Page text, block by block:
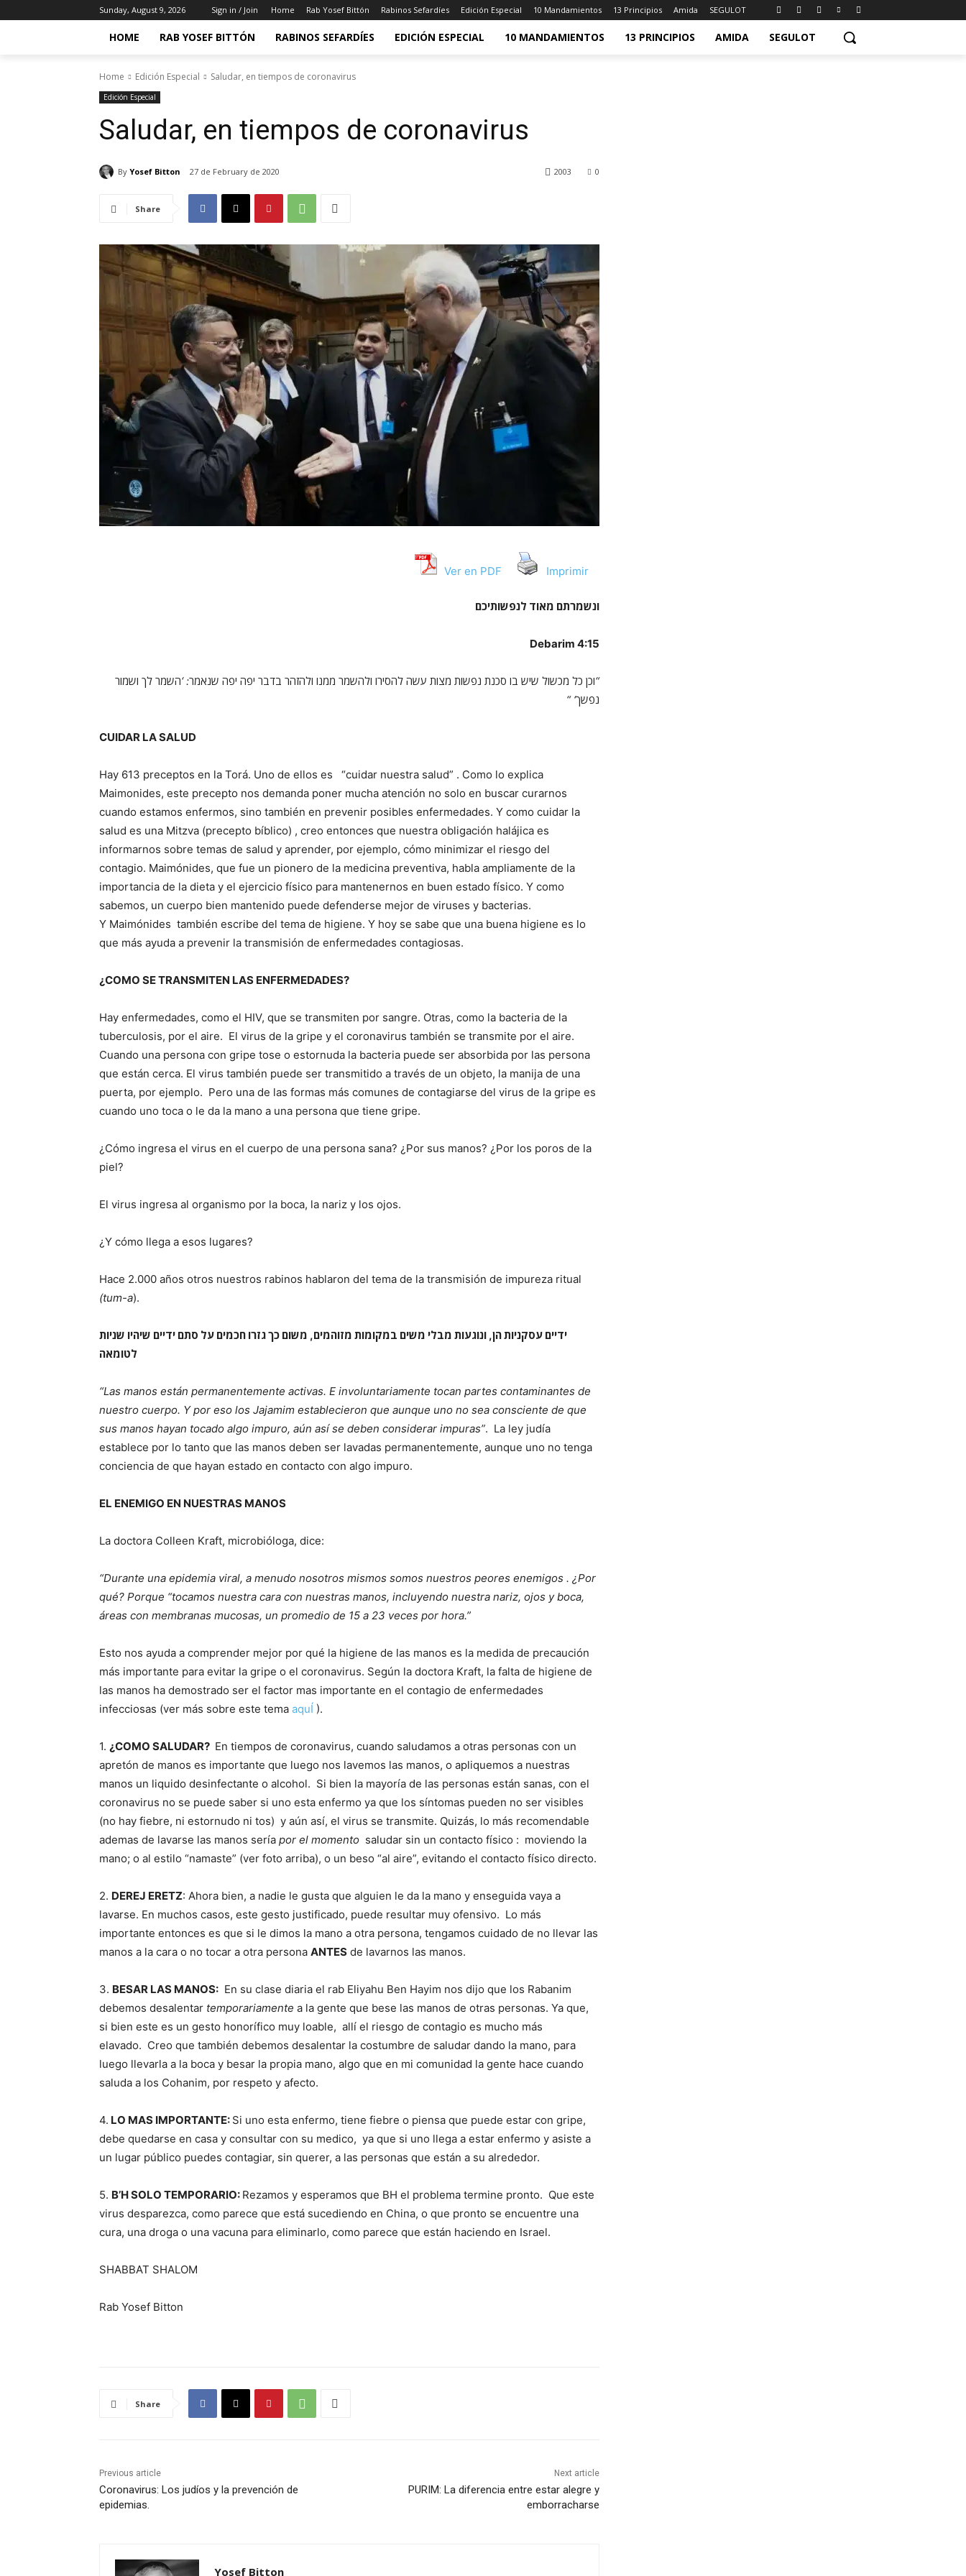
Sunday, August 9, 2026 Sign in / Join Home Rab Yosef Bittón Rabinos Sefardíes Edición Especial 10 Mandamientos 13 Principios Amida SEGULOT
HOME RAB YOSEF BITTÓN RABINOS SEFARDÍES EDICIÓN ESPECIAL 10 MANDAMIENTOS 13 PRINCIPIOS AMIDA SEGULOT
Home Edición Especial Saludar, en tiempos de coronavirus
Edición Especial
Saludar, en tiempos de coronavirus
By Yosef Bitton 27 de February de 2020 0
2003
Share
Ver en PDF Imprimir
ונשמרתם מאוד לנפשותיכם
Debarim 4:15
“וכן כל מכשול שיש בו סכנת נפשות מצות עשה להסירו ולהשמר ממנו ולהזהר בדבר יפה יפה שנאמר: ‘השמר לך ושמור
נפשך‘ “
CUIDAR LA SALUD
Hay 613 preceptos en la Torá. Uno de ellos es “cuidar nuestra salud” . Como lo explica
Maimonides, este precepto nos demanda poner mucha atención no solo en buscar curarnos
cuando estamos enfermos, sino también en prevenir posibles enfermedades. Y como cuidar la
salud es una Mitzva (precepto bíblico) , creo entonces que nuestra obligación halájica es
informarnos sobre temas de salud y aprender, por ejemplo, cómo minimizar el riesgo del
contagio. Maimónides, que fue un pionero de la medicina preventiva, habla ampliamente de la
importancia de la dieta y el ejercicio físico para mantenernos en buen estado físico. Y como
sabemos, un cuerpo bien mantenido puede defenderse mejor de viruses y bacterias.
Y Maimónides también escribe del tema de higiene. Y hoy se sabe que una buena higiene es lo
que más ayuda a prevenir la transmisión de enfermedades contagiosas.
¿COMO SE TRANSMITEN LAS ENFERMEDADES?
Hay enfermedades, como el HIV, que se transmiten por sangre. Otras, como la bacteria de la
tuberculosis, por el aire. El virus de la gripe y el coronavirus también se transmite por el aire.
Cuando una persona con gripe tose o estornuda la bacteria puede ser absorbida por las persona
que están cerca. El virus también puede ser transmitido a través de un objeto, la manija de una
puerta, por ejemplo. Pero una de las formas más comunes de contagiarse del virus de la gripe es
cuando uno toca o le da la mano a una persona que tiene gripe.
¿Cómo ingresa el virus en el cuerpo de una persona sana? ¿Por sus manos? ¿Por los poros de la
piel?
El virus ingresa al organismo por la boca, la nariz y los ojos.
¿Y cómo llega a esos lugares?
Hace 2.000 años otros nuestros rabinos hablaron del tema de la transmisión de impureza ritual
(tum-a).
ידיים עסקניותהן, ונוגעות מבלי משים במקומות מזוהמים, משום כךגזרו חכמים על סתם ידיים שיהיו שניות
לטומאה
“Las manos están permanentemente activas. E involuntariamente tocan partes contaminantes de
nuestro cuerpo. Y por eso los Jajamim establecieron que aunque uno no sea consciente de que
sus manos hayan tocado algo impuro, aún así se deben considerar impuras”. La ley judía
establece por lo tanto que las manos deben ser lavadas permanentemente, aunque uno no tenga
conciencia de que hayan estado en contacto con algo impuro.
EL ENEMIGO EN NUESTRAS MANOS
La doctora Colleen Kraft, microbióloga, dice:
“Durante una epidemia viral, a menudo nosotros mismos somos nuestros peores enemigos . ¿Por
qué? Porque “tocamos nuestra cara con nuestras manos, incluyendo nuestra nariz, ojos y boca,
áreas con membranas mucosas, un promedio de 15 a 23 veces por hora.”
Esto nos ayuda a comprender mejor por qué la higiene de las manos es la medida de precaución
más importante para evitar la gripe o el coronavirus. Según la doctora Kraft, la falta de higiene de
las manos ha demostrado ser el factor mas importante en el contagio de enfermedades
infecciosas (ver más sobre este tema aquÍ ).
1. ¿COMO SALUDAR? En tiempos de coronavirus, cuando saludamos a otras personas con un
apretón de manos es importante que luego nos lavemos las manos, o apliquemos a nuestras
manos un liquido desinfectante o alcohol. Si bien la mayoría de las personas están sanas, con el
coronavirus no se puede saber si uno esta enfermo ya que los síntomas pueden no ser visibles
(no hay fiebre, ni estornudo ni tos) y aún así, el virus se transmite. Quizás, lo más recomendable
ademas de lavarse las manos sería por el momento saludar sin un contacto físico : moviendo la
mano; o al estilo “namaste” (ver foto arriba), o un beso “al aire”, evitando el contacto físico directo.
2. DEREJ ERETZ: Ahora bien, a nadie le gusta que alguien le da la mano y enseguida vaya a
lavarse. En muchos casos, este gesto justificado, puede resultar muy ofensivo. Lo más
importante entonces es que si le dimos la mano a otra persona, tengamos cuidado de no llevar las
manos a la cara o no tocar a otra persona ANTES de lavarnos las manos.
3. BESAR LAS MANOS: En su clase diaria el rab Eliyahu Ben Hayim nos dijo que los Rabanim
debemos desalentar temporariamente a la gente que bese las manos de otras personas. Ya que,
si bien este es un gesto honorífico muy loable, allí el riesgo de contagio es mucho más
elavado. Creo que también debemos desalentar la costumbre de saludar dando la mano, para
luego llevarla a la boca y besar la propia mano, algo que en mi comunidad la gente hace cuando
saluda a los Cohanim, por respeto y afecto.
4. LO MAS IMPORTANTE: Si uno esta enfermo, tiene fiebre o piensa que puede estar con gripe,
debe quedarse en casa y consultar con su medico, ya que si uno llega a estar enfermo y asiste a
un lugar público puedes contagiar, sin querer, a las personas que están a su alrededor.
5. B’H SOLO TEMPORARIO: Rezamos y esperamos que BH el problema termine pronto. Que este
virus desparezca, como parece que está sucediendo en China, o que pronto se encuentre una
cura, una droga o una vacuna para eliminarlo, como parece que están haciendo en Israel.
SHABBAT SHALOM
Rab Yosef Bitton
Share
Previous article
Coronavirus: Los judíos y la prevención de
epidemias.
Next article
PURIM: La diferencia entre estar alegre y
emborracharse
Yosef Bitton